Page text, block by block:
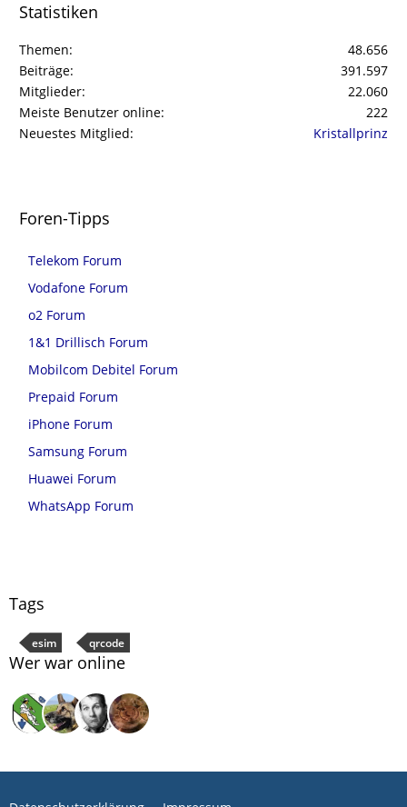
Statistiken
Themen
48.656
Beiträge
391.597
Mitglieder
22.060
Meiste Benutzer online
222
Neuestes Mitglied
Kristallprinz
Foren-Tipps
Telekom Forum
Vodafone Forum
o2 Forum
1&1 Drillisch Forum
Mobilcom Debitel Forum
Prepaid Forum
iPhone Forum
Samsung Forum
Huawei Forum
WhatsApp Forum
Tags
esim qrcode
Wer war online